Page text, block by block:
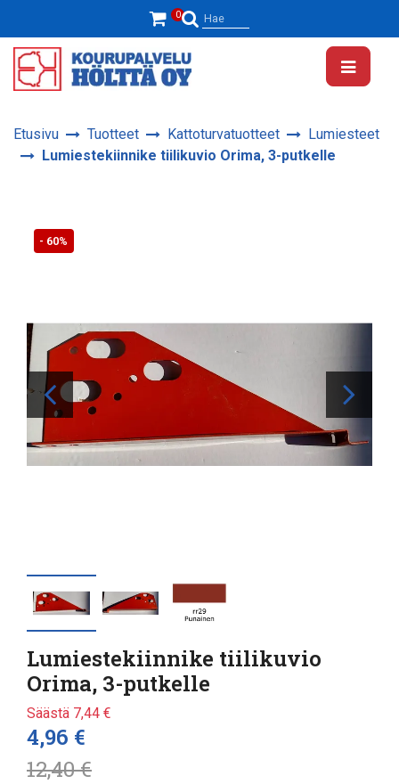
0
Hae
Etusivu Tuotteet Kattoturvatuotteet
Lumiesteet
Lumiestekiinnike tiilikuvio Orima, 3-putkelle
- 60%
Lumiestekiinnike tiilikuvio
Orima, 3-putkelle
Säästä 7,44 €
4,96 €
12,40 €